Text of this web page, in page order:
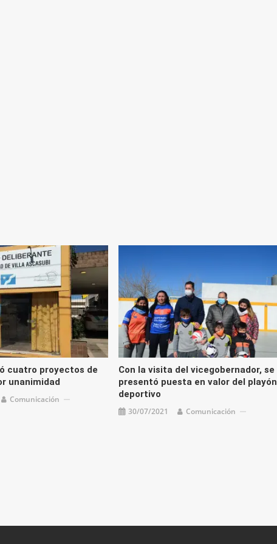
cuatro proyectos de
unanimidad
Comunicación
Con la visita del vicegobernador, se
presentó puesta en valor del playón
deportivo
30/07/2021 Comunicación